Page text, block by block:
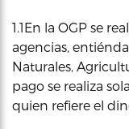
1.1En la OGP se
agencias,
Naturales,
pago se realiza
quien refiere el